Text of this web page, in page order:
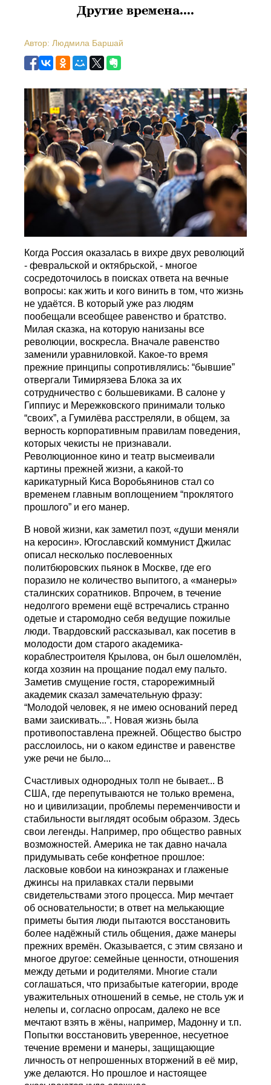
Другие времена....
Автор: Людмила Баршай
Когда Россия оказалась в вихре двух революций
- февральской и октябрьской, - многое
сосредоточилось в поисках ответа на вечные
вопросы: как жить и кого винить в том, что жизнь
не удаётся. В который уже раз людям
пообещали всеобщее равенство и братство.
Милая сказка, на которую нанизаны все
революции, воскресла. Вначале равенство
заменили уравниловкой. Какое-то время
прежние принципы сопротивлялись: “бывшие”
отвергали Тимирязева Блока за их
сотрудничество с большевиками. В салоне у
Гиппиус и Мережковского принимали только
“своих”, а Гумилёва расстреляли, в общем, за
верность корпоративным правилам поведения,
которых чекисты не признавали.
Революционное кино и театр высмеивали
картины прежней жизни, а какой-то
карикатурный Киса Воробьянинов стал со
временем главным воплощением “проклятого
прошлого” и его манер.
В новой жизни, как заметил поэт, «души меняли
на керосин». Югославский коммунист Джилас
описал несколько послевоенных
политбюровских пьянок в Москве, где его
поразило не количество выпитого, а «манеры»
сталинских соратников. Впрочем, в течение
недолгого времени ещё встречались странно
одетые и старомодно себя ведущие пожилые
люди. Твардовский рассказывал, как посетив в
молодости дом старого академика-
кораблестроителя Крылова, он был ошеломлён,
когда хозяин на прощание подал ему пальто.
Заметив смущение гостя, старорежимный
академик сказал замечательную фразу:
“Молодой человек, я не имею оснований перед
вами заискивать...”. Новая жизнь была
противопоставлена прежней. Общество быстро
расслоилось, ни о каком единстве и равенстве
уже речи не было...
Счастливых однородных толп не бывает... В
США, где перепутываются не только времена,
но и цивилизации, проблемы переменчивости и
стабильности выглядят особым образом. Здесь
свои легенды. Например, про общество равных
возможностей. Америка не так давно начала
придумывать себе конфетное прошлое:
ласковые ковбои на киноэкранах и глаженые
джинсы на прилавках стали первыми
свидетельствами этого процесса. Мир мечтает
об основательности; в ответ на мелькающие
приметы бытия люди пытаются восстановить
более надёжный стиль общения, даже манеры
прежних времён. Оказывается, с этим связано и
многое другое: семейные ценности, отношения
между детьми и родителями. Многие стали
соглашаться, что призабытые категории, вроде
уважительных отношений в семье, не столь уж и
нелепы и, согласно опросам, далеко не все
мечтают взять в жёны, например, Мадонну и т.п.
Попытки восстановить уверенное, несуетное
течение времени и манеры, защищающие
личность от непрошенных вторжений в её мир,
уже делаются. Но прошлое и настоящее